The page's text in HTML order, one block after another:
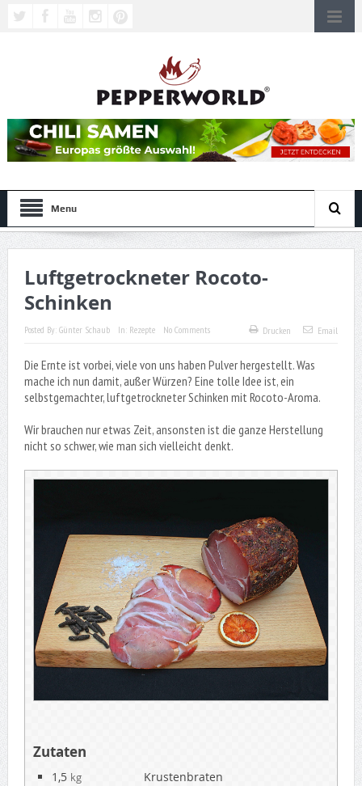
Menu
Luftgetrockneter Rocoto-
Schinken
Posted By: Günter Schaub In: Rezepte No Comments Drucken Email
Die Ernte ist vorbei, viele von uns haben Pulver hergestellt. Was
mache ich nun damit, außer Würzen? Eine tolle Idee ist, ein
selbstgemachter, luftgetrockneter Schinken mit Rocoto-Aroma.
Wir brauchen nur etwas Zeit, ansonsten ist die ganze Herstellung
nicht so schwer, wie man sich vielleicht denkt.
Zutaten
1,5 kg
Krustenbraten